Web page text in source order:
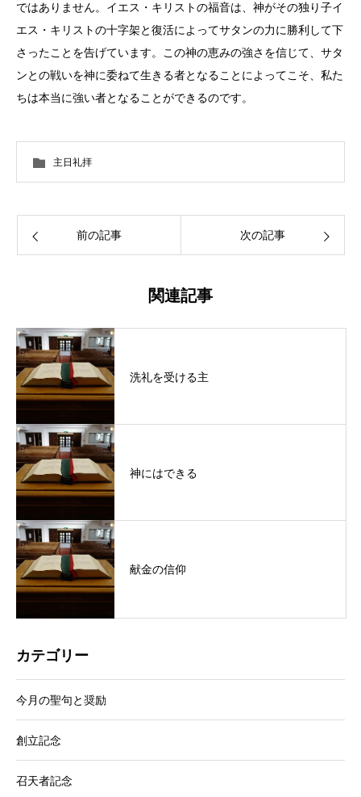
ではありません。イエス・キリストの福音は、神がその独り子イ
エス・キリストの十字架と復活によってサタンの力に勝利して下
さったことを告げています。この神の恵みの強さを信じて、サタ
ンとの戦いを神に委ねて生きる者となることによってこそ、私た
ちは本当に強い者となることができるのです。
主日礼拝
前の記事 次の記事
関連記事
洗礼を受ける主
神にはできる
献金の信仰
カテゴリー
今月の聖句と奨励
創立記念
召天者記念